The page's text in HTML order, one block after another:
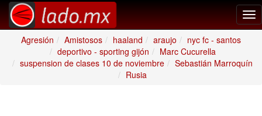
Agresión
Amistosos haaland araujo
nyc fc - santos
deportivo - sporting gijón
Marc Cucurella
suspension de clases 10 de noviembre
Sebastián Marroquín
Rusia